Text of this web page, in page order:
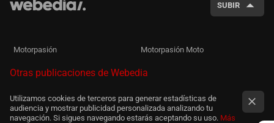
SUBIR
Motorpasión Motorpasión Moto
Otras publicaciones de Webedia
Utilizamos cookies de terceros para generar estadísticas de
audiencia y mostrar publicidad personalizada analizando tu
navegación. Si sigues navegando estarás aceptando su uso. Más